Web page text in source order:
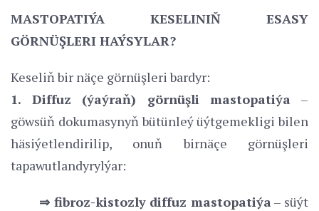
MASTOPATIÝA KESELINIŇ ESASY
GÖRNÜŞLERI HAÝSYLAR?
Keseliň bir näçe görnüşleri bardyr:
1. Diffuz (ýaýraň) görnüşli mastopatiýa –
göwsüň dokumasynyň bütünleý üýtgemekligi bilen
häsiýetlendirilip, onuň birnäçe görnüşleri
tapawutlandyrylýar:
⇒ fibroz-kistozly diffuz mastopatiýa – süýt